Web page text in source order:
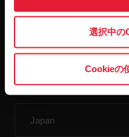
選択中の
Cookieの
最新情報を
隔週ごとのニュースレタ
直接メールで受け取るこ